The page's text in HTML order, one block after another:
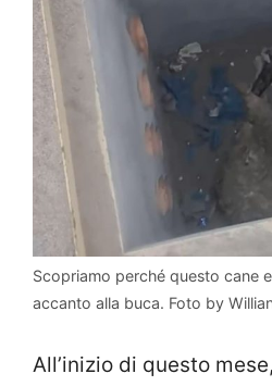
Scopriamo perché questo cane
accanto alla buca. Foto by
All’inizio di questo